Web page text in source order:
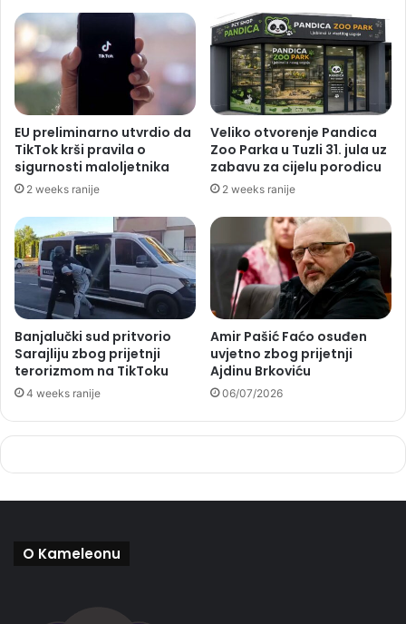
EU preliminarno utvrdio da
TikTok krši pravila o
sigurnosti maloljetnika
2 weeks ranije
Veliko otvorenje Pandica
Zoo Parka u Tuzli 31. jula uz
zabavu za cijelu porodicu
2 weeks ranije
Banjalučki sud pritvorio
Sarajliju zbog prijetnji
terorizmom na TikToku
4 weeks ranije
Amir Pašić Faćo osuđen
uvjetno zbog prijetnji
Ajdinu Brkoviću
06/07/2026
O Kameleonu